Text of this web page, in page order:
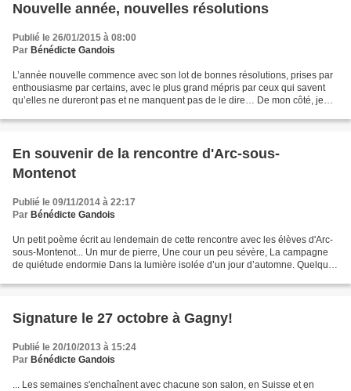
Nouvelle année, nouvelles résolutions
Publié le 26/01/2015 à 08:00
Par Bénédicte Gandois
L’année nouvelle commence avec son lot de bonnes résolutions, prises par
enthousiasme par certains, avec le plus grand mépris par ceux qui savent
qu’elles ne dureront pas et ne manquent pas de le dire… De mon côté, je
En souvenir de la rencontre d'Arc-sous-
Montenot
Publié le 09/11/2014 à 22:17
Par Bénédicte Gandois
Un petit poème écrit au lendemain de cette rencontre avec les élèves d'Arc-
sous-Montenot... Un mur de pierre, Une cour un peu sévère, La campagne
de quiétude endormie Dans la lumière isolée d’un jour d’automne. Quelques
Signature le 27 octobre à Gagny!
Publié le 20/10/2013 à 15:24
Par Bénédicte Gandois
... Les semaines s'enchaînent avec chacune son salon, en Suisse et en